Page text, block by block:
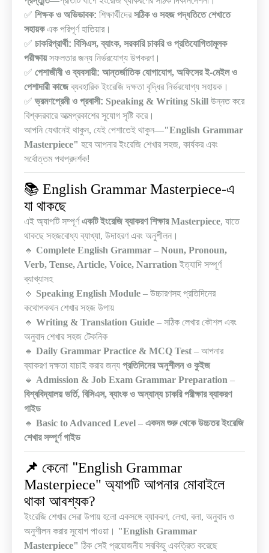
✅ শিক্ষক ও অভিভাবক: শিক্ষার্থীদের সঠিক ও সহজ পদ্ধতিতে শেখাতে
সহায়ক এক পরিপূর্ণ হাতিয়ার।
✅ চাকরিপ্রার্থী: বিসিএস,ব্যাংক, সরকারি চাকরি ও প্রতিযোগিতামূলক
পরীক্ষায় সফলতার জন্য নির্ভরযোগ্য উপকরণ।
✅ পেশাজীবী ও ব্যবসায়ী: আন্তর্জাতিক যোগাযোগ, অফিসের ই-মেইল ও
পেশাদারী কাজে ব্যবহারিক ইংরেজি দক্ষতা বৃদ্ধির নির্ভরযোগ্য সহায়ক ।
✅ ভ্রমণপ্রেমী ও প্রবাসী: Speaking & Writing Skill উন্নত করে
বিশ্বদরবারে আত্মপ্রকাশের সুযোগ সৃষ্টি করে।
আপনি যেখানেই থাকুন, যেই পেশাতেই থাকুন—"English Grammar
Masterpiece" হবে আপনার ইংরেজি শেখার সহজ, কার্যকর এবং
সর্বোত্তম পথপ্রদর্শক!
📚 English Grammar Masterpiece-এ
যা থাকছে
এই অ্যাপটি সম্পূর্ণ একটি ইংরেজি ব্যাকরণ শিক্ষারMasterpiece, যাতে
থাকছে সহজবোধ্য ব্যাখ্যা, উদাহরণ এবং অনুশীলন ।
🔹 Complete English Grammar – Noun, Pronoun,
Verb, Tense, Article, Voice, Narration ইত্যাদি সম্পূর্ণ
ব্যাখ্যাসহ
🔹 Speaking English Module – উচ্চারণসহ প্রতিদিনের
কথোপকথন শেখার সহজ উপায়
🔹 Writing & Translation Guide – সঠিক লেখার কৌশল এবং
অনুবাদ শেখার সহজ টেকনিক
🔹 Daily Grammar Practice & MCQ Test – আপনার
ব্যাকরণ দক্ষতা যাচাই করার জন্য প্রতিদিনের অনুশীলন ও কুইজ
🔹 Admission & Job Exam Grammar Preparation –
বিশ্ববিদ্যালয় ভর্তি, বিসিএস,ব্যাংক ও অন্যান্য চাকরি পরীক্ষার ব্যাকরণ
গাইড
🔹 Basic to Advanced Level – একদম শুরু থেকে উচ্চতর ইংরেজি
শেখার সম্পূর্ণ গাইড
📌 কেনো "English Grammar
Masterpiece" অ্যাপটি আপনার মোবাইলে
থাকা আবশ্যক?
ইংরেজি শেখার সেরা উপায় হলো একসঙ্গে ব্যাকরণ, লেখা, বলা, অনুবাদ ও
অনুশীলন করার সুযোগ পাওয়া। "English Grammar
Masterpiece" ঠিক সেই প্রয়োজনীয় সবকিছু একত্রিত করেছে